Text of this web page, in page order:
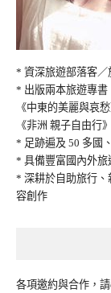
* 資深旅遊部落客／
* 出版兩本旅遊專書
《中東的美麗與哀愁
《非洲 親子自由行
* 足跡遍及 50 多國
* 具備豐富國內外旅
* 深耕於自助旅行、
容創作
各項邀約與合作，請